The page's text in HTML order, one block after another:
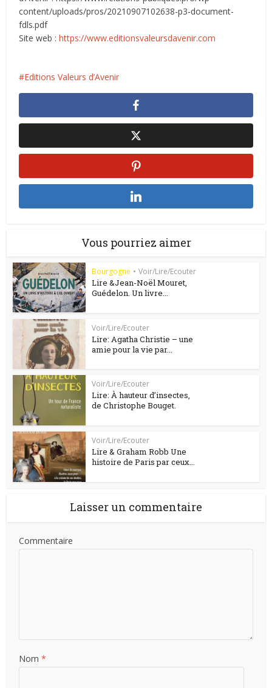
content/uploads/pros/20210907102638-p3-document-
fdls.pdf
Site web :https://www.editionsvaleursdavenir.com
Editions Valeurs d’Avenir
Vous pourriez aimer
Bourgogne • Voir/Lire/Ecouter
Lire &Jean-Noël Mouret,
Guédelon. Un livre...
Voir/Lire/Ecouter
Lire: Agatha Christie – une
amie pour la vie par...
Voir/Lire/Ecouter
Lire: À hauteur d’insectes,
de Christophe Bouget.
Voir/Lire/Ecouter
Lire & Graham Robb Une
histoire de Paris par ceux...
Laisser un commentaire
Commentaire
Nom*